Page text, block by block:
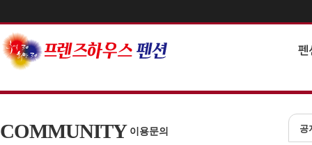
펜
COMMUNITY 이용문의 공